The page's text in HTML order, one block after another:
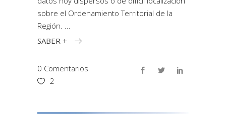
sobre el Ordenamiento Territorial de la
Región.
SABER +
0 Comentarios
2